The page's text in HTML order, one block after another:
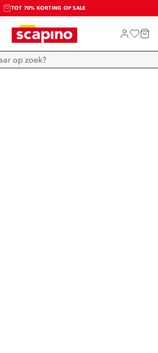
TOT 70% KORTING OP SALE
SALE: LAATSTE KANS!
SHOP NIEUW
Home